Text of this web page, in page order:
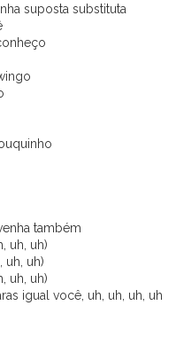
suposta substituta
também
uh, uh)
uh, uh)
uh, uh)
igual você, uh, uh, uh, uh